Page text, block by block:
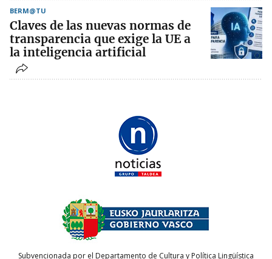
BERM@TU
Claves de las nuevas normas de
transparencia que exige la UE a
la inteligencia artificial
Subvencionada por el Departamento de Cultura y Política Lingüística